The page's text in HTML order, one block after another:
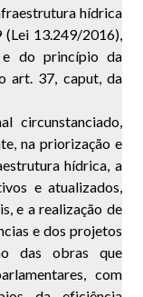
hídrica
(Lei 13.249/2016),
do princípio da
art. 37, caput, da
circunstanciado,
na priorização e
hídrica, a
e atualizados,
e a realização de
e dos projetos
das obras que
com